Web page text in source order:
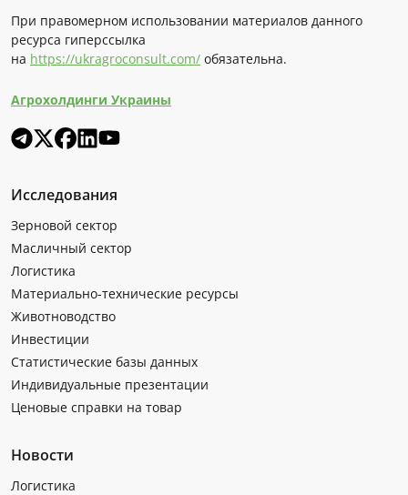
При правомерном использовании материалов данного
ресурса гиперссылка
на https://ukragroconsult.com/ обязательна.
Агрохолдинги Украины
Исследования
Зерновой сектор
Масличный сектор
Логистика
Материально-технические ресурсы
Животноводство
Инвестиции
Статистические базы данных
Индивидуальные презентации
Ценовые справки на товар
Новости
Логистика